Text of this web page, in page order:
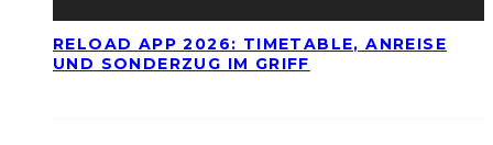
RELOAD APP 2026: TIMETABLE, ANREISE
UND SONDERZUG IM GRIFF